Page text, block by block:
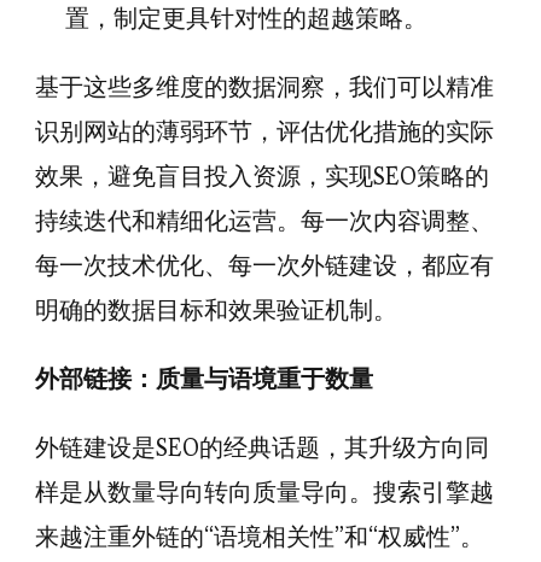
置，制定更具针对性的超越策略。
基于这些多维度的数据洞察，我们可以精准
识别网站的薄弱环节，评估优化措施的实际
效果，避免盲目投入资源，实现SEO策略的
持续迭代和精细化运营。每一次内容调整、
每一次技术优化、每一次外链建设，都应有
明确的数据目标和效果验证机制。
外部链接：质量与语境重于数量
外链建设是SEO的经典话题，其升级方向同
样是从数量导向转向质量导向。搜索引擎越
来越注重外链的“语境相关性”和“权威性”。